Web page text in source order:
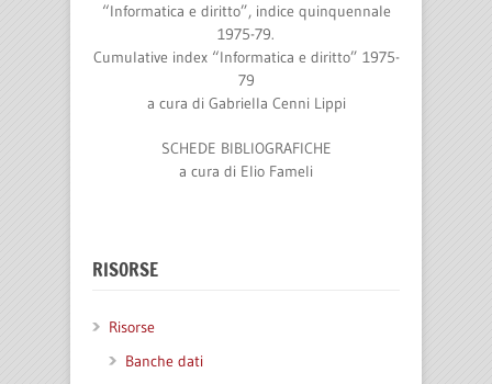
“Informatica e diritto”, indice quinquennale
1975-79.
Cumulative index “Informatica e diritto” 1975-
79
a cura di Gabriella Cenni Lippi
SCHEDE BIBLIOGRAFICHE
a cura di Elio Fameli
RISORSE
Risorse
Banche dati